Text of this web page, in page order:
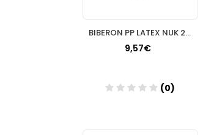
BIBERON PP LATEX NUK 240 ML
9,57€
(0)